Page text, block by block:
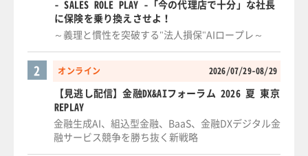
- SALES ROLE PLAY -「今の代理店で十分」な社長
に保険を乗り換えさせよ！
～義理と慣性を突破する"法人損保"AIロープレ～
オンライン 2026/07/29-08/29
2
【見逃し配信】金融DX&AIフォーラム 2026 夏 東京
REPLAY
金融生成AI、組込型金融、BaaS、金融DXデジタル金
融サービス競争を勝ち抜く新戦略